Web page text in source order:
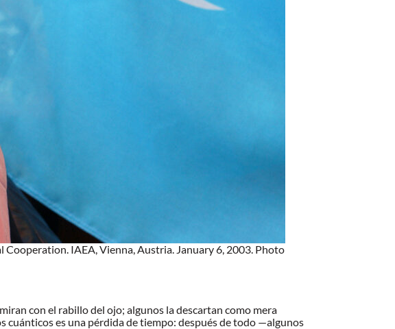
IAEA, Vienna, Austria. January 6, 2003. Photo
con el rabillo del ojo; algunos la descartan como mera
cuánticos es una pérdida de tiempo: después de todo —algunos